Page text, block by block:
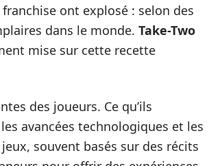
ont explosé : selon des
dans le monde. Take-Two
mise sur cette recette
des joueurs. Ce qu’ils
avancées technologiques et les
souvent basés sur des récits